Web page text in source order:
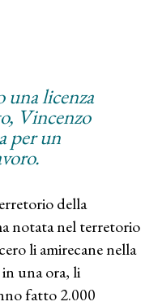
una licenza
Vincenzo
per un
della
notata nel terretorio
li amirecane nella
una ora, li
fatto 2.000